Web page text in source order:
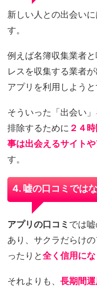
新しい人との出会い
す。
例えば名簿収集業者
レスを収集する業者
アプリを利用しようと
そういった「出会い
排除するために ２４
事は出会えるサイト
す。
4. 嘘の口コミでは
アプリの口コミ では
あり、サクラだらけ
ったりと全く信用にな
それよりも、 長期間